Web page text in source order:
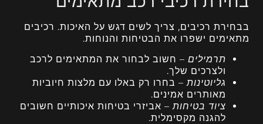
בבחירת רכיבים, צריך לשים דגש על האיכות. רכיבים
מתאימים ישפרו את הבטיחות והנוחות.
תרמילים – חשוב לבחור את המתאימים לרכב
ולצרכים שלך.
גליוטינות– בחרו רק באלו עם מלצות חיוביות
מאותרים אמינים.
ציוד בטיחות– אביזרי בטיחות איכותיים חשובים
להגנה מקסימלית.